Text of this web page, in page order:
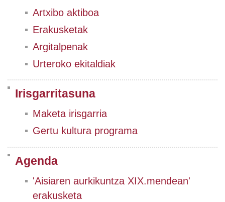
Artxibo aktiboa
Erakusketak
Argitalpenak
Urteroko ekitaldiak
Irisgarritasuna
Maketa irisgarria
Gertu kultura programa
Agenda
'Aisiaren aurkikuntza XIX.mendean'
erakusketa